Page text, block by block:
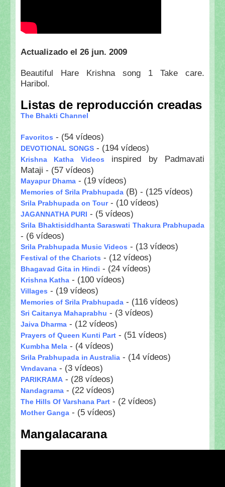
Actualizado el 26 jun. 2009
Beautiful Hare Krishna song 1 Take care.
Haribol.
Listas de reproducción creadas
The Bhakti Channel
Favoritos - (54 vídeos)
DEVOTIONAL SONGS - (194 vídeos)
Krishna Katha Videos
inspired by Padmavati
Mataji - (57 vídeos)
Mayapur Dhama - (19 vídeos)
Memories of Srila Prabhupada (B) - (125 vídeos)
Srila Prabhupada on Tour- (10 vídeos)
JAGANNATHA PURI - (5 vídeos)
Srila Bhaktisiddhanta Saraswati Thakura Prabhupada
- (6 vídeos)
Srila Prabhupada Music Videos - (13 vídeos)
Festival of the Chariots - (12 vídeos)
Bhagavad Gita in Hindi - (24 vídeos)
Krishna Katha - (100 vídeos)
Villages - (19 vídeos)
Memories of Srila Prabhupada - (116 vídeos)
Sri Caitanya Mahaprabhu - (3 vídeos)
Jaiva Dharma - (12 vídeos)
Prayers of Queen Kunti Part - (51 vídeos)
Kumbha Mela - (4 vídeos)
Srila Prabhupada in Australia - (14 vídeos)
Vrndavana - (3 vídeos)
PARIKRAMA - (28 vídeos)
Nandagrama - (22 vídeos)
The Hills Of Varshana Part - (2 vídeos)
Mother Ganga - (5 vídeos)
Mangalacarana